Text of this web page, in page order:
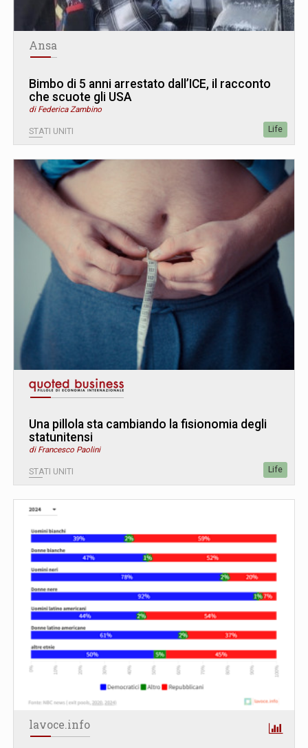
Ansa
Bimbo di 5 anni arrestato dall’ICE, il racconto
che scuote gli USA
di Federica Zambino
STATI UNITI Life
Una pillola sta cambiando la fisionomia degli
statunitensi
di Francesco Paolini
STATI UNITI Life
lavoce.info